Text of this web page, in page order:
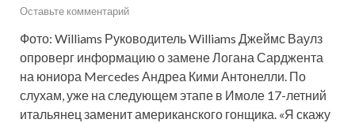
Оставьте комментарий
Фото: Williams Руководитель Williams Джеймс Ваулз
опроверг информацию о замене Логана Сарджента
на юниора Mercedes Андреа Кими Антонелли. По
слухам, уже на следующем этапе в Имоле 17-летний
итальянец заменит американского гонщика. «Я скажу